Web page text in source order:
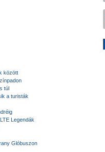
között
túl
a turisták
Legendák
Glóbuszon